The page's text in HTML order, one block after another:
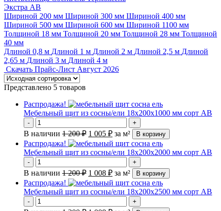
Экстра АВ
Шириной 200 мм Шириной 300 мм Шириной 400 мм
Шириной 500 мм Шириной 600 мм Шириной 1100 мм
Толщиной 18 мм Толщиной 20 мм Толщиной 28 мм Толщиной
40 мм
Длиной 0,8 м Длиной 1 м Длиной 2 м Длиной 2,5 м Длиной
2,65 м Длиной 3 м Длиной 4 м
Скачать Прайс-Лист Август 2026
Представлено 5 товаров
Распродажа!
Мебельный щит из сосны/ели 18х200х1000 мм сорт АВ
- +
В наличии 1 200₽ 1 005 ₽ за м² В корзину
Распродажа!
Мебельный щит из сосны/ели 18х200х2000 мм сорт АВ
- +
В наличии 1 200₽ 1 008 ₽ за м² В корзину
Распродажа!
Мебельный щит из сосны/ели 18х200х2500 мм сорт АВ
- +